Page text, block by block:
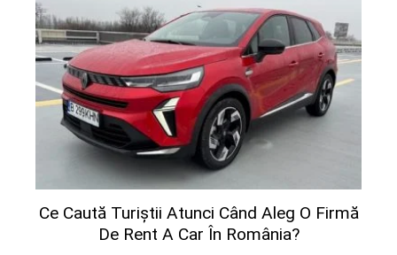
Ce Caută Turiștii Atunci Când Aleg O Firmă
De Rent A Car În România?